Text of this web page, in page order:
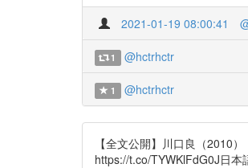
2021-01-19 08:00:41
1 @hctrhctr
1 @hctrhctr
【全文公開】川口良（2010
https://t.co/TYWKlFdG0J日本